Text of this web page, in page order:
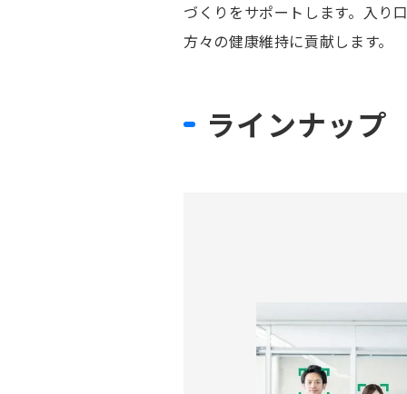
づくりをサポートします。入り
方々の健康維持に貢献します。
ラインナップ